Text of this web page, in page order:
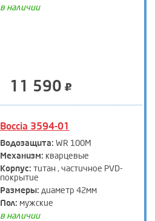
в наличии
11 590
Boccia 3594-01
Водозащита: WR 100M
Механизм: кварцевые
Корпус: титан , частичное PVD-
покрытие
Размеры: диаметр 42мм
Пол: мужские
в наличии